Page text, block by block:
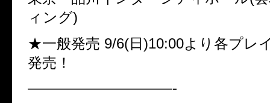
ィング)
★一般発売 9/6(日)10:00より各プレ
発売！
——————————-